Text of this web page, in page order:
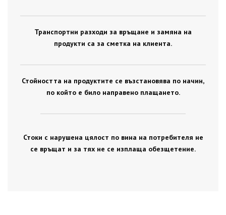
Транспортни разходи за връщане и замяна на
продукти са за сметка на клиента.
Стойността на продуктите се възстановява по начин,
по който е било направено плащането.
Стоки с нарушена цялост по вина на потребителя не
се връщат и за тях не се изплаща обезщетение.